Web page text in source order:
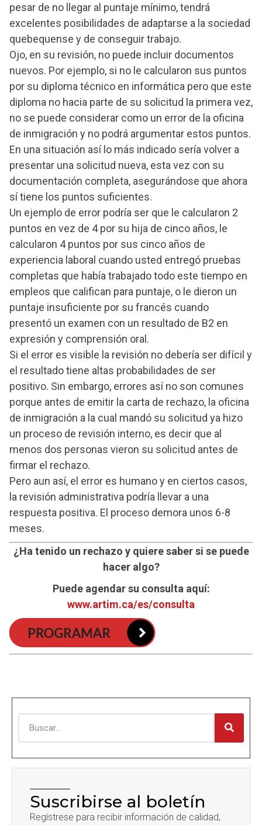
pesar de no llegar al puntaje mínimo, tendrá
excelentes posibilidades de adaptarse a la sociedad
quebequense y de conseguir trabajo.
Ojo, en su revisión, no puede incluir documentos
nuevos. Por ejemplo, si no le calcularon sus puntos
por su diploma técnico en informática pero que este
diploma no hacia parte de su solicitud la primera vez,
no se puede considerar como un error de la oficina
de inmigración y no podrá argumentar estos puntos.
En una situación así lo más indicado sería volver a
presentar una solicitud nueva, esta vez con su
documentación completa, asegurándose que ahora
sí tiene los puntos suficientes.
Un ejemplo de error podría ser que le calcularon 2
puntos en vez de 4 por su hija de cinco años, le
calcularon 4 puntos por sus cinco años de
experiencia laboral cuando usted entregó pruebas
completas que había trabajado todo este tiempo en
empleos que califican para puntaje, o le dieron un
puntaje insuficiente por su francés cuando
presentó un examen con un resultado de B2 en
expresión y comprensión oral.
Si el error es visible la revisión no debería ser difícil y
el resultado tiene altas probabilidades de ser
positivo. Sin embargo, errores así no son comunes
porque antes de emitir la carta de rechazo, la oficina
de inmigración a la cual mandó su solicitud ya hizo
un proceso de revisión interno, es decir que al
menos dos personas vieron su solicitud antes de
firmar el rechazo.
Pero aun así, el error es humano y en ciertos casos,
la revisión administrativa podría llevar a una
respuesta positiva. El proceso demora unos 6-8
meses.
¿Ha tenido un rechazo y quiere saber si se puede
hacer algo?
Puede agendar su consulta aquí:
www.artim.ca/es/consulta
Suscribirse al boletín
Regístrese para recibir información de calidad,